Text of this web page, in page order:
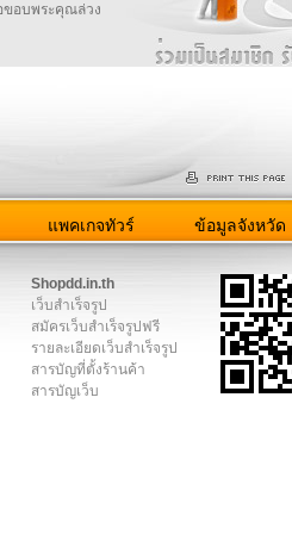
อบพระคุณล่วง
แพคเกจทัวร์ ข้อมูลจังหวัด
Shopdd.in.th
เว็บสำเร็จรูป
สมัครเว็บสำเร็จรูปฟรี
รายละเอียดเว็บสำเร็จรูป
สารบัญที่ตั้งร้านค้า
สารบัญเว็บ